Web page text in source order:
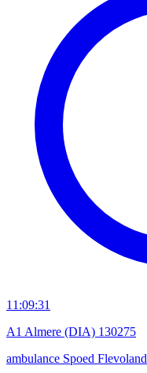
11:09:31
A1 Almere (DIA) 130275
ambulance Spoed Flevoland